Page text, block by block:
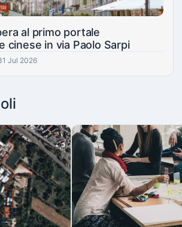
al primo portale
cinese in via Paolo Sarpi
Jul 2026